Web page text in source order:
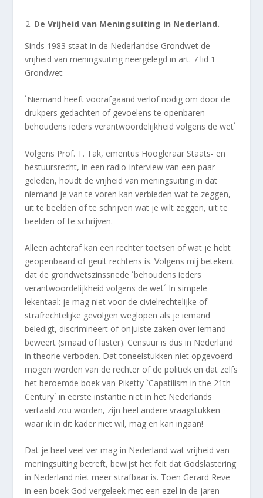
De Vrijheid van Meningsuiting in Nederland.
Sinds 1983 staat in de Nederlandse Grondwet de
vrijheid van meningsuiting neergelegd in art. 7 lid 1
Grondwet:
`Niemand heeft voorafgaand verlof nodig om door de
drukpers gedachten of gevoelens te openbaren
behoudens ieders verantwoordelijkheid volgens de wet`
Volgens Prof. T. Tak, emeritus Hoogleraar Staats- en
bestuursrecht, in een radio-interview van een paar
geleden, houdt de vrijheid van meningsuiting in dat
niemand je van te voren kan verbieden wat te zeggen,
uit te beelden of te schrijven wat je wilt zeggen, uit te
beelden of te schrijven.
Alleen achteraf kan een rechter toetsen of wat je hebt
geopenbaard of geuit rechtens is. Volgens mij betekent
dat de grondwetszinssnede ´behoudens ieders
verantwoordelijkheid volgens de wet´ In simpele
lekentaal: je mag niet voor de civielrechtelijke of
strafrechtelijke gevolgen weglopen als je iemand
beledigt, discrimineert of onjuiste zaken over iemand
beweert (smaad of laster). Censuur is dus in Nederland
in theorie verboden. Dat toneelstukken niet opgevoerd
mogen worden van de rechter of de politiek en dat zelfs
het beroemde boek van Piketty `Capatilism in the 21th
Century` in eerste instantie niet in het Nederlands
vertaald zou worden, zijn heel andere vraagstukken
waar ik in dit kader niet wil, mag en kan ingaan!
Dat je heel veel ver mag in Nederland wat vrijheid van
meningsuiting betreft, bewijst het feit dat Godslastering
in Nederland niet meer strafbaar is. Toen Gerard Reve
in een boek God vergeleek met een ezel in de jaren